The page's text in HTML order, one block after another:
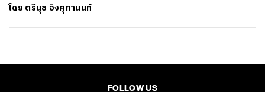
โดย ตรีนุช อิงคุทานนท์
FOLLOW US